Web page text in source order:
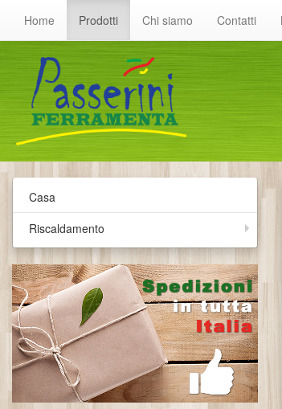
Home Prodotti Chi siamo Contatti
Casa
Riscaldamento